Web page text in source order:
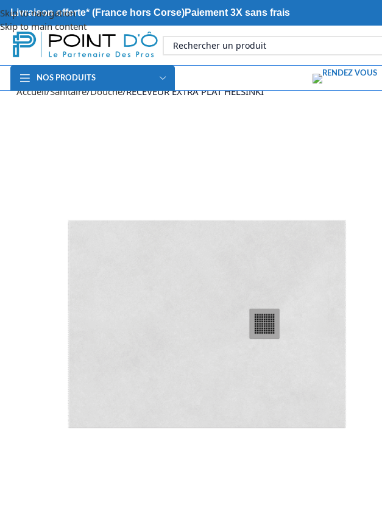
Skip to navigation
Skip to main content
Livraison offerte* (France hors Corse)Paiement 3X sans frais
NOS PRODUITS
Accueil Sanitaire Douche RECEVEUR EXTRA PLAT HELSINKI